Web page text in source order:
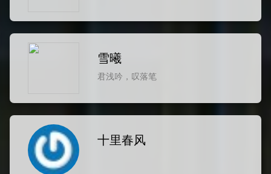
雪曦
君浅吟，叹落笔
十里春风